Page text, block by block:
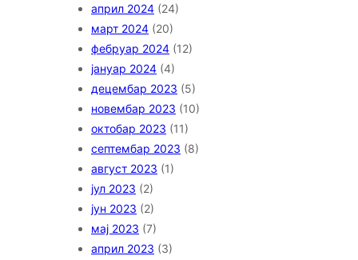
април 2024 (24)
март 2024 (20)
фебруар 2024 (12)
јануар 2024 (4)
децембар 2023 (5)
новембар 2023 (10)
октобар 2023 (11)
септембар 2023 (8)
август 2023 (1)
јул 2023 (2)
јун 2023 (2)
мај 2023 (7)
април 2023 (3)